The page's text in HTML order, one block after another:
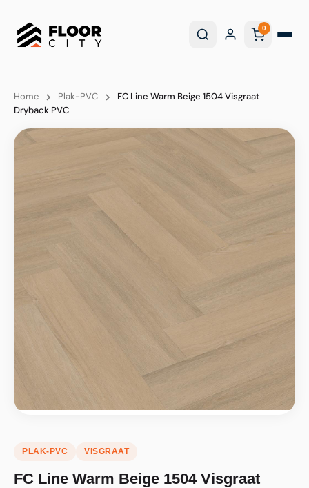
0
Home Plak-PVC
FC Line Warm Beige 1504 Visgraat
Dryback PVC
PLAK-PVC VISGRAAT
FC Line Warm Beige 1504 Visgraat